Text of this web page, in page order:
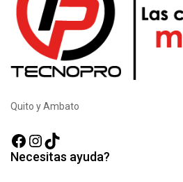
Quito y Ambato
Facebook
Instagram
TikTok
Necesitas ayuda?